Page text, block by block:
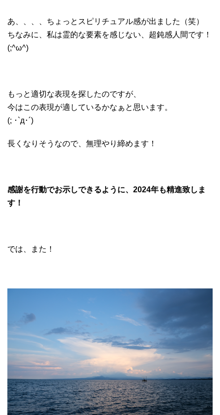
あ、、、、ちょっとスピリチュアル感が出ました（笑）
ちなみに、私は霊的な要素を感じない、超鈍感人間です！
(;^ω^)
もっと適切な表現を探したのですが、
今はこの表現が適しているかなぁと思います。
(; ･`д･´)
長くなりそうなので、無理やり締めます！
感謝を行動でお示しできるように、2024年も精進致しま
す！
では、また！